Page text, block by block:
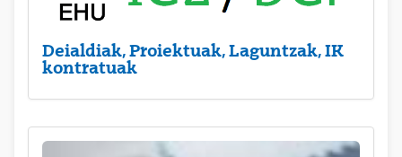
Deialdiak, Proiektuak, Laguntzak, IK
kontratuak